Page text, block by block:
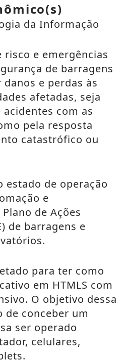
da Informação
risco e emergências
de barragens
e perdas às
afetadas, seja
com as
pela resposta
catastrófico ou
estado de operação
e
de Ações
de barragens e
para ter como
em HTMLS com
O objetivo dessa
de conceber um
ser operado
celulares,